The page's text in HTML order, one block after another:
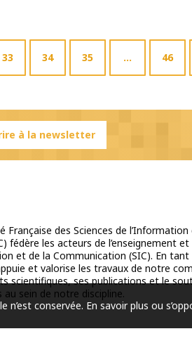
33 34 35 … 46
à la newsletter
Française des Sciences de
fédère les acteurs de l’enseignement
et de la Communication (SIC). En tant
et valorise les travaux de notre
scientifiques, ses publications et le
sein de notre discipline.
n’est conservée. En savoir plus ou